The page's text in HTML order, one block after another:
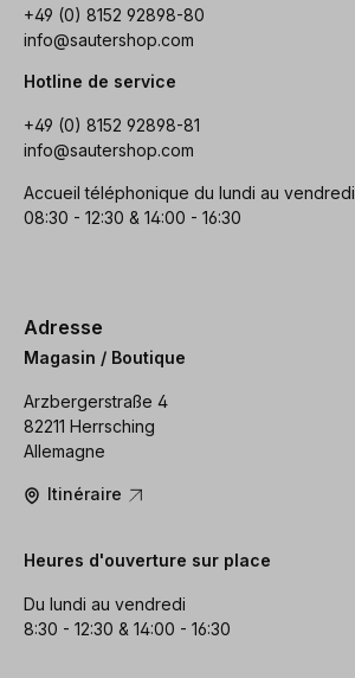
+49 (0) 8152 92898-80
info@sautershop.com
Hotline de service
+49 (0) 8152 92898-81
info@sautershop.com
Accueil téléphonique du lundi au vendredi
08:30 - 12:30 & 14:00 - 16:30
Adresse
Magasin / Boutique
Arzbergerstraße 4
82211 Herrsching
Allemagne
Itinéraire
Heures d'ouverture sur place
Du lundi au vendredi
8:30 - 12:30 & 14:00 - 16:30